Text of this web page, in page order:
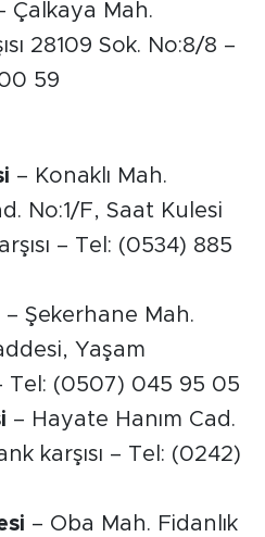
Çalkaya Mah.
28109 Sok. No:8/8 –
59
– Konaklı Mah.
No:1/F, Saat Kulesi
– Tel: (0534) 885
– Şekerhane Mah.
Yaşam
Tel: (0507) 045 95 05
– Hayate Hanım Cad.
karşısı – Tel: (0242)
– Oba Mah. Fidanlık